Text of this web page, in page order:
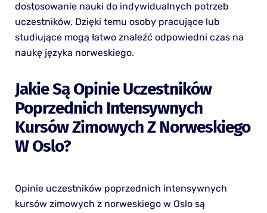
dostosowanie nauki do indywidualnych potrzeb
uczestników. Dzięki temu osoby pracujące lub
studiujące mogą łatwo znaleźć odpowiedni czas na
naukę języka norweskiego.
Jakie Są Opinie Uczestników
Poprzednich Intensywnych
Kursów Zimowych Z Norweskiego
W Oslo?
Opinie uczestników poprzednich intensywnych
kursów zimowych z norweskiego w Oslo są